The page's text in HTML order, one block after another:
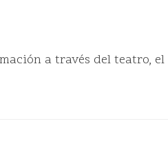
a través del teatro, el